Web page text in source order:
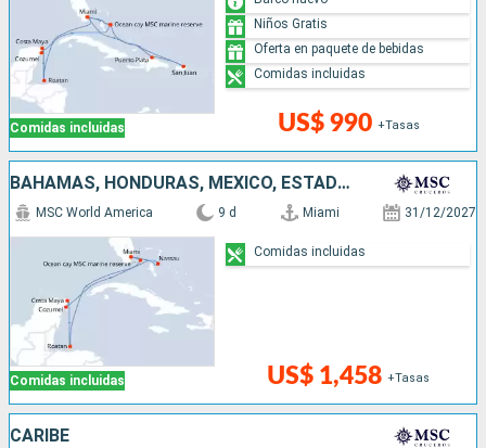
Comidas incluidas US$ 990 +Tasas
Niños Gratis
Oferta en paquete de bebidas
Comidas incluidas
BAHAMAS, HONDURAS, MÉXICO, ESTADOS UNIDOS
Comidas incluidas
MSC World America 9 d Miami 31/12/2027
US$ 1,458 +Tasas
Comidas incluidas
CARIBE